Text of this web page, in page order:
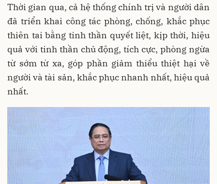
Thời gian qua, cả hệ thống chính trị và người dân
đã triển khai công tác phòng, chống, khắc phục
thiên tai bằng tinh thần quyết liệt, kịp thời, hiệu
quả với tinh thần chủ động, tích cực, phòng ngừa
từ sớm từ xa, góp phần giảm thiểu thiệt hại về
người và tài sản, khắc phục nhanh nhất, hiệu quả
nhất.